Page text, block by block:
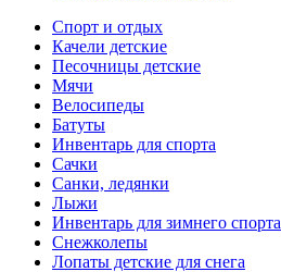
Спорт и отдых
Качели детские
Песочницы детские
Мячи
Велосипеды
Батуты
Инвентарь для спорта
Сачки
Санки, ледянки
Лыжи
Инвентарь для зимнего спорта
Снежколепы
Лопаты детские для снега